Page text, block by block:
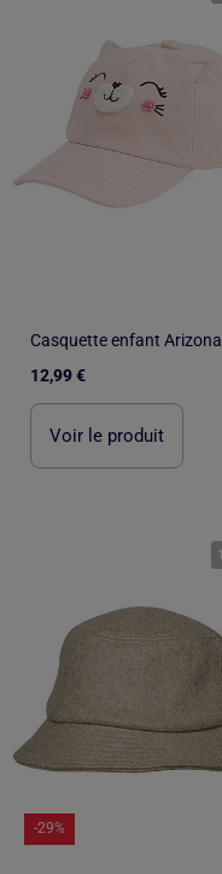
Casquette enfant Arizona
12,99 €
Voir le produit
1
-29%